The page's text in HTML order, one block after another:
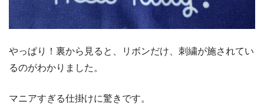
やっぱり！裏から見ると、リボンだけ、刺繍が施されてい
るのがわかりました。
マニアすぎる仕掛けに驚きです。